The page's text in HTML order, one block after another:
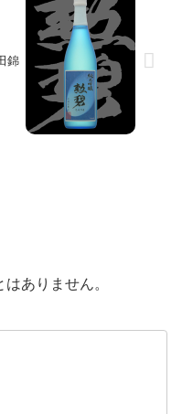
錦
ありません。